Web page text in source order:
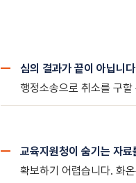
심의 결과가 끝이 아닙니다
행정소송으로 취소를 구
교육지원청이 숨기는 자
확보하기 어렵습니다. 화